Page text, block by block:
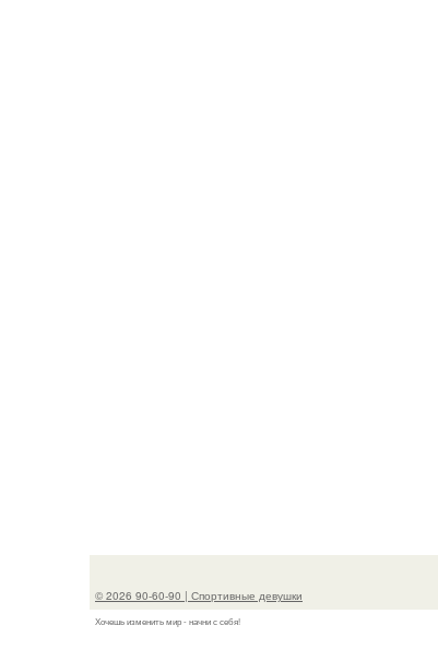
© 2026 90-60-90 | Спортивные девушки
Хочешь изменить мир - начни с себя!